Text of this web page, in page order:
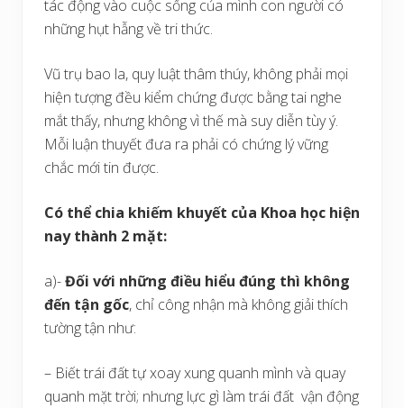
tác động vào cuộc sống của mình con người có
những hụt hẫng về tri thức.
Vũ trụ bao la, quy luật thâm thúy, không phải mọi
hiện tượng đều kiểm chứng được bằng tai nghe
mắt thấy, nhưng không vì thế mà suy diễn tùy ý.
Mỗi luận thuyết đưa ra phải có chứng lý vững
chắc mới tin được.
Có thể chia khiếm khuyết của Khoa học hiện
nay thành 2 mặt:
a)-Đối với những điều hiểu đúng thì không
đến tận gốc, chỉ công nhận mà không giải thích
tường tận như:
– Biết trái đất tự xoay xung quanh mình và quay
quanh mặt trời; nhưng lực gì làm trái đất vận động